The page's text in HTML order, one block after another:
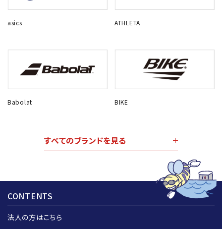
asics ATHLETA
Babolat BIKE
すべてのブランドを見る
CONTENTS
法人の方はこちら